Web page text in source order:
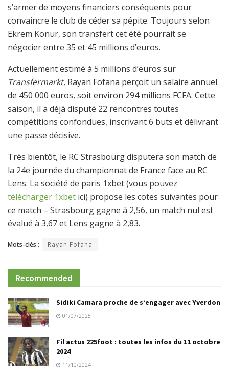
s’armer de moyens financiers conséquents pour
convaincre le club de céder sa pépite. Toujours selon
Ekrem Konur, son transfert cet été pourrait se
négocier entre 35 et 45 millions d’euros.
Actuellement estimé à 5 millions d’euros sur
Transfermarkt, Rayan Fofana perçoit un salaire annuel
de 450 000 euros, soit environ 294 millions FCFA. Cette
saison, il a déjà disputé 22 rencontres toutes
compétitions confondues, inscrivant 6 buts et délivrant
une passe décisive.
Très bientôt, le RC Strasbourg disputera son match de
la 24e journée du championnat de France face au RC
Lens. La société de paris 1xbet (vous pouvez
télécharger 1xbet ici) propose les cotes suivantes pour
ce match – Strasbourg gagne à 2,56, un match nul est
évalué à 3,67 et Lens gagne à 2,83.
Mots-clés : Rayan Fofana
Recommended
Sidiki Camara proche de s’engager avec Yverdon
01/07/2025
Fil actus 225foot : toutes les infos du 11 octobre
2024
11/10/2024